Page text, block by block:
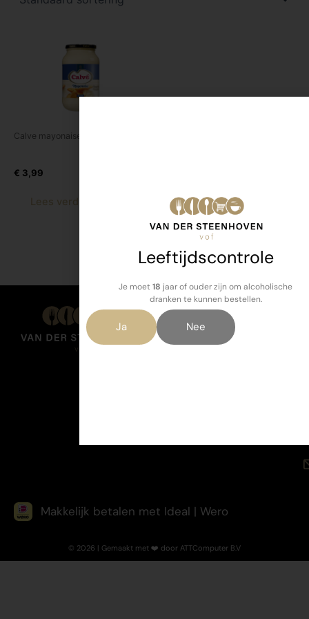
Calve mayonaise 650 ml
€ 3,99
Lees verder
Makkelijk betalen met Ideal | Wero
© 2026 | Gemaakt met ❤️ door ATTComputer B.V
Leeftijdscontrole
Je moet18 jaar of ouder zijn om alcoholische
dranken te kunnen bestellen.
Ja Nee